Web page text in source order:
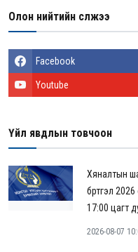
Олон нийтийн сүлжээ
Facebook
Youtube
Үйл явдлын товчоон
Хяналтын
бүртгэл
17:00 цагт
2026-08-07